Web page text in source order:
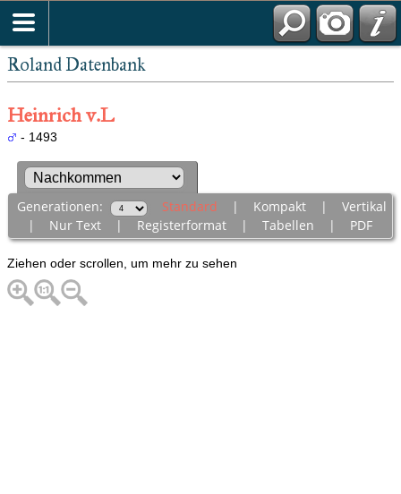
Roland Datenbank
Heinrich v.L
- 1493
Generationen: Standard | Kompakt| Vertikal
| Nur Text| Registerformat| Tabellen | PDF
Ziehen oder scrollen, um mehr zu sehen